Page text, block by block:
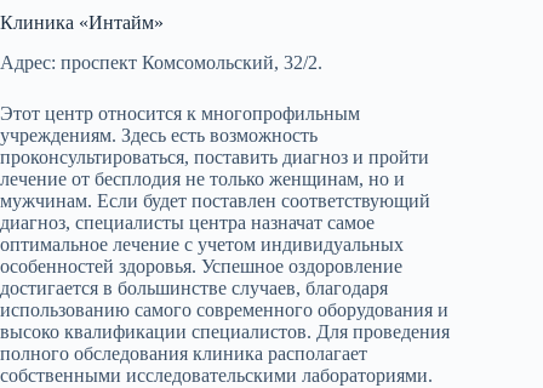
Клиника «Интайм»
Адрес: проспект Комсомольский, 32/2.
Этот центр относится к многопрофильным
учреждениям. Здесь есть возможность
проконсультироваться, поставить диагноз и пройти
лечение от бесплодия не только женщинам, но и
мужчинам. Если будет поставлен соответствующий
диагноз, специалисты центра назначат самое
оптимальное лечение с учетом индивидуальных
особенностей здоровья. Успешное оздоровление
достигается в большинстве случаев, благодаря
использованию самого современного оборудования и
высоко квалификации специалистов. Для проведения
полного обследования клиника располагает
собственными исследовательскими лабораториями.